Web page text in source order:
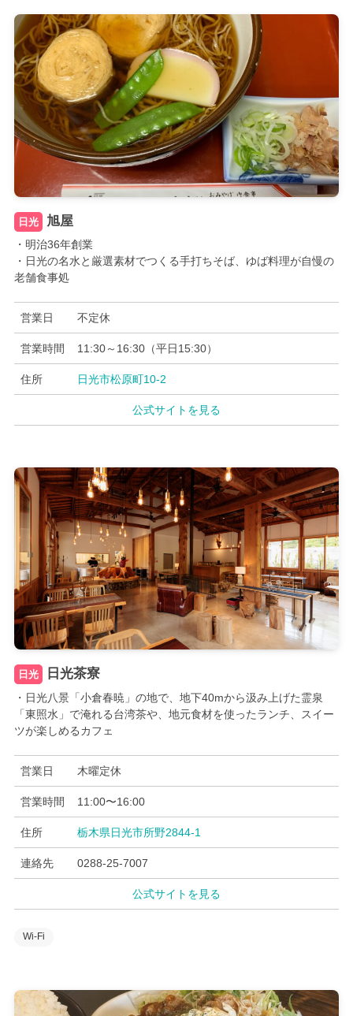
日光 旭屋
・明治36年創業
・日光の名水と厳選素材でつくる手打ちそば、ゆば料理が自慢の
老舗食事処
営業日 不定休
営業時間 11:30～16:30（平日15:30）
住所 日光市松原町10-2
公式サイトを見る
日光 日光茶寮
・日光八景「小倉春暁」の地で、地下40mから汲み上げた霊泉
「東照水」で淹れる台湾茶や、地元食材を使ったランチ、スイー
ツが楽しめるカフェ
営業日 木曜定休
営業時間 11:00〜16:00
住所 栃木県日光市所野2844-1
連絡先 0288-25-7007
公式サイトを見る
Wi-Fi